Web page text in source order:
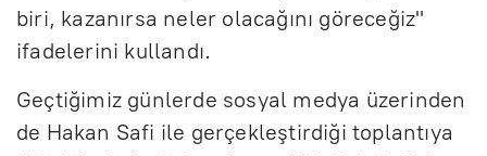
biri, kazanırsa neler olacağını göreceğiz"
ifadelerini kullandı.
Geçtiğimiz günlerde sosyal medya üzerinden
de Hakan Safi ile gerçekleştirdiği toplantıya